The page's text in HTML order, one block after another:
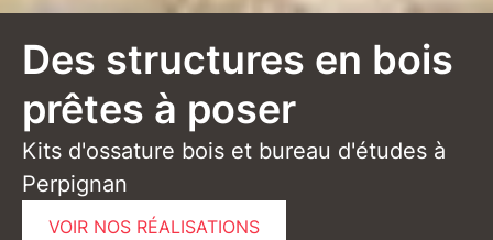
Kits d'ossature bois et bureau d'études à
Perpignan
Des structures en bois
prêtes à poser
VOIR NOS RÉALISATIONS